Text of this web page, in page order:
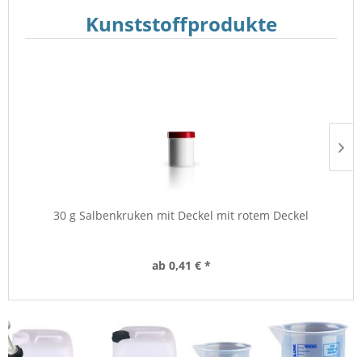
Kunststoffprodukte
30 g Salbenkruken mit Deckel mit rotem Deckel
ab 0,41 € *